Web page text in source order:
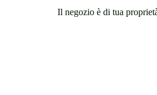
Il negozio è di tua